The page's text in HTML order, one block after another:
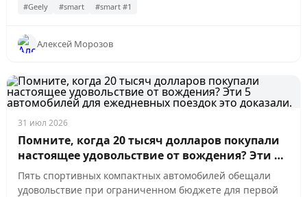
#Geely #smart #smart #1
Алексей Морозов
31 июл 2026
Помните, когда 20 тысяч долларов покупали
настоящее удовольствие от вождения? Эти 5
автомобилей для ежедневных поездок это
доказали.
Пять спортивных компактных автомобилей обещали
удовольствие при ограниченном бюджете для первой